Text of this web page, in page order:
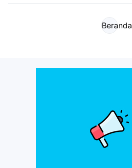
Beranda